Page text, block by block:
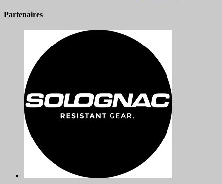
Partenaires